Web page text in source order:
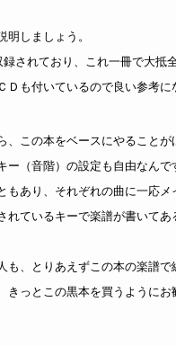
明しましょう。
されており、これ一冊で大抵
Ｄも付いているので良い参考
この本をベースにやることが
ー（音階）の設定も自由なん
もあり、それぞれの曲に一応
れているキーで楽譜が書いて
も、とりあえずこの本の楽譜
きっとこの黒本を買うように